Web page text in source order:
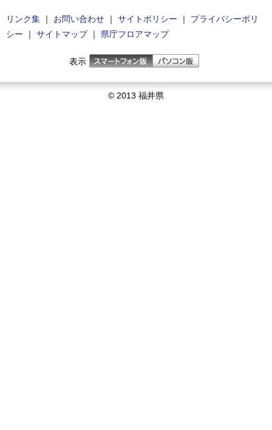
リンク集 ｜ お問い合わせ ｜ サイトポリシー ｜
プライバシーポリ
シー ｜ サイトマップ｜ 県庁フロアマップ
表示
© 2013 福井県